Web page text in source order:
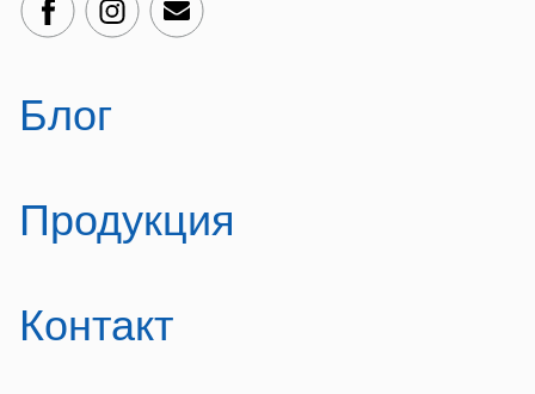
Блог
Продукция
Контакт